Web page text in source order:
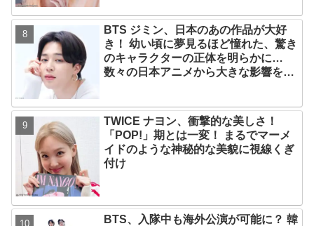
BTS ジミン、日本のあの作品が大好
き！ 幼い頃に夢見るほど憧れた、驚き
のキャラクターの正体を明らかに…
数々の日本アニメから大きな影響を受
TWICE ナヨン、衝撃的な美しさ！
「POP!」期とは一変！ まるでマーメ
イドのような神秘的な美貌に視線くぎ
付け
BTS、入隊中も海外公演が可能に？ 韓